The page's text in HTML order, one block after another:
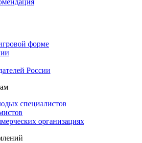
форме
России
специалистов
организациях